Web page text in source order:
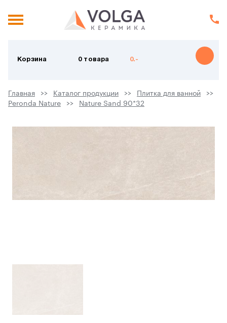
Корзина 0 товара 0.-
Главная Каталог продукции
Плитка для ванной
Peronda Nature
Nature Sand 90*32